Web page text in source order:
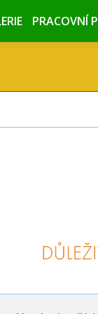
PRACOVNÍ
PRACOVNÍ